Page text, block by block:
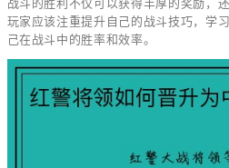
战斗的胜利不仅可以获得丰厚的奖励，
玩家应该注重提升自己的战斗技巧，学
己在战斗中的胜率和效率。